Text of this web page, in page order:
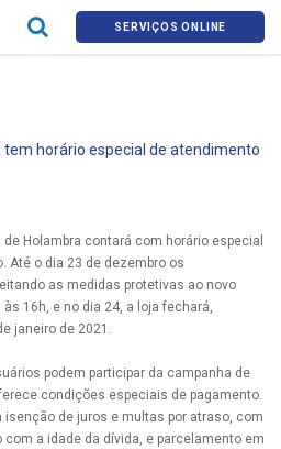
SERVIÇOS ONLINE
tem horário especial de atendimento
Holambra contará com horário especial
Até o dia 23 de dezembro os
as medidas protetivas ao novo
16h, e no dia 24, a loja fechará,
janeiro de 2021.
podem participar da campanha de
condições especiais de pagamento.
isenção de juros e multas por atraso, com
a idade da dívida, e parcelamento em